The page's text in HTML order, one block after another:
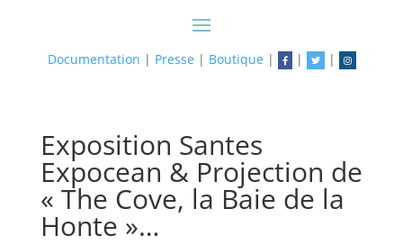
Documentation | Presse| Boutique| | |
Exposition Santes
Expocean & Projection de
« The Cove, la Baie de la
Honte »…